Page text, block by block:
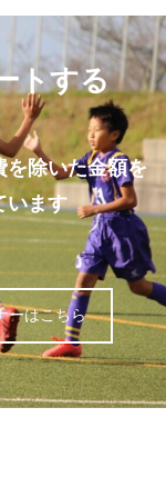
トする
を除いた金額を
います
ーはこちら